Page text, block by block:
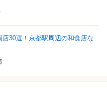
店30選！京都駅周辺の和食店な